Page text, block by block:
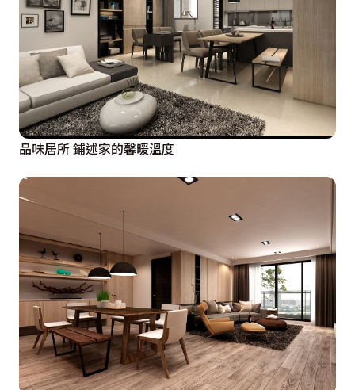
品味居所 鋪述家的馨暖溫度